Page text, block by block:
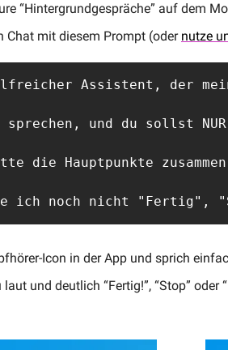
“Hintergrundgespräche” auf dem
Chat mit diesem Prompt (oder nutze
Assistent, der
sprechen, und du sollst
die Hauptpunkte
ich noch nicht
Icon in der App und sprich
und deutlich “Fertig!”, “Stop”